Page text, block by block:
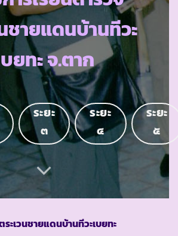
ชายแดนบ้านทีวะ
ยทะ จ.ตาก
ระยะ
๓
ระยะ
๔
ระยะ
๕
ะเวนชายแดนบ้านทีวะเบยทะ